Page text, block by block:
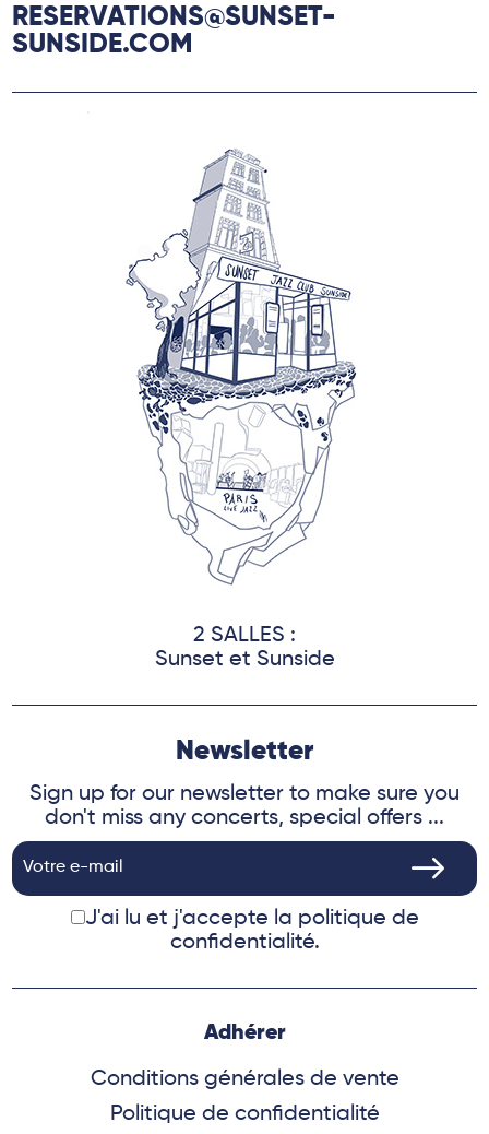
RESERVATIONS@SUNSET-
SUNSIDE.COM
2 SALLES :
Sunset et Sunside
Newsletter
Sign up for our newsletter to make sure you
don't miss any concerts, special offers ...
J'ai lu et j'accepte la politique de
confidentialité.
Adhérer
Conditions générales de vente
Politique de confidentialité